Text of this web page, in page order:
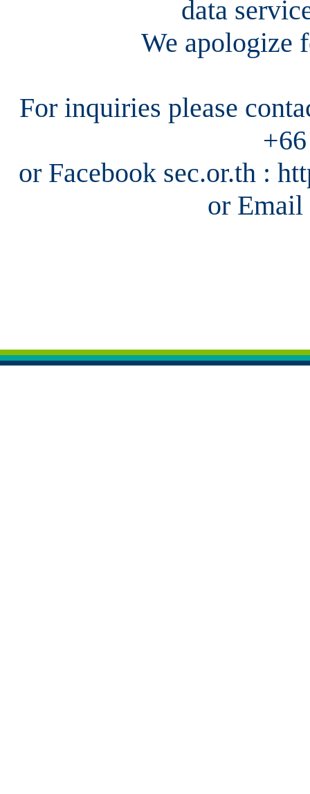
data
We apologize
For inquiries please
or Facebook sec.or.th :
or Email